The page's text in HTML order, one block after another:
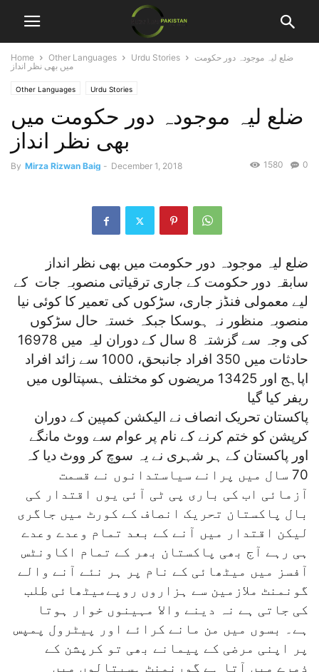
Home Other Languages Urdu Stories
ضلع لیہ موجودہ دور حکومت
میں بھی نظر انداز
Other Languages Urdu Stories
ضلع لیہ موجودہ دور حکومت میں
بھی نظر انداز
By Mirza Rizwan Baig - December 1, 2018 0
1580
ضلع لیہ موجودہ دور حکومت میں بھی نظر انداز
سابقہ دور حکومت کے جاری ترقیاتی منصوبہ جات کے
لیے معمولی فنڈز جاری، سڑکوں کی تعمیر کا کوئی نیا
منصوبہ منظور نہ ہوسکا جبکہ خستہ حال سڑکوں
کی وجہ سے گزشتہ 8 سال کے دوران لیہ میں 16978
حادثات میں 350 افراد جانبحق، 1000 سے زائد افراد
اپاہج اور 13425 مریضوں کو مختلف ہسپتالوں میں
ریفر کیا گیا
پاکستان تحریک انصاف نے الیکشن کمپین کے دوران
کرپشن کو ختم کرنے کے نام پر عوام سے ووٹ مانگے
اور پاکستان کے ہر شہری نے یہ سوچ کر ووٹ دیا کہ
70 سال میں پرانے سیاستدانوں نے قسمت
آزمائی اب کی باری پی ٹی آئی یوں اقتدار کی
بال پاکستان تحریک انصاف کے کورٹ میں جاگری
لیکن اقتدار میں آنے کے بعد تمام وعدے وعدے
ہی رہے آج بھی پاکستان بھر کے تمام اکاونٹس
آفسز میں میٹھائی کے نام پر ہر نئے آنے والے
گونمنٹ ملازمین سے ہزاروں روپےمیٹھائی طلب
کی جاتی ہے نہ دینے والا مہینوں خوار ہوتا
ہے۔ بسوں میں من مانے کرائے اور پیٹرول پمپس
پر اپنی مرضی کے پیمانے بھی تو کرپشن کے
ذمرے میں آتا ہے گورنمنٹ ہسپتالوں میں